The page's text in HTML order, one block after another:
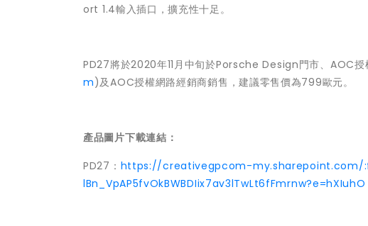
ort 1.4輸入插口，擴充性十足。
PD27將於2020年11月中旬於Porsche Design門市、AOC
m)及AOC授權網路經銷商銷售，建議零售價為799歐元。
產品圖片下載連結：
PD27： https://creativegpcom-my.sharepoint.com/
lBn_VpAP5fvOkBWBDIix7av3lTwLt6fFmrnw?e=hXIuhO